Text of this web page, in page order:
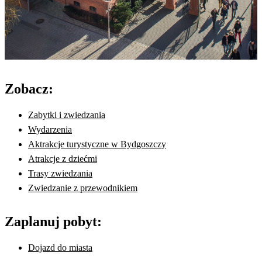
Zobacz:
Zabytki i zwiedzania
Wydarzenia
Aktrakcje turystyczne w Bydgoszczy
Atrakcje z dziećmi
Trasy zwiedzania
Zwiedzanie z przewodnikiem
Zaplanuj pobyt:
Dojazd do miasta